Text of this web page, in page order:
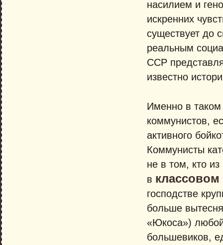
насилием и
искренних
существует до
реальным
ССР
известно
Именно в таком
коммунистов,
активного
Коммунисты
не в том, кто
в классовом
господстве
больше
«Юкоса») любой
большевиков,